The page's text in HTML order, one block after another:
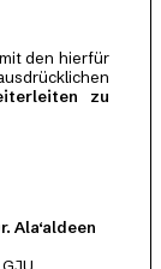
mit den hierfür
zu
Ala‘aldeen